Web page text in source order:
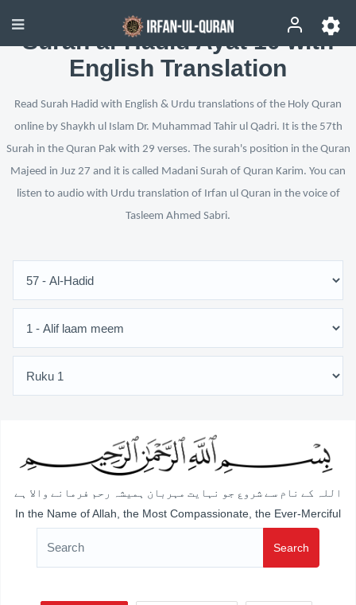
Surah al-Hadid Ayat 10 with
English Translation
Read Surah Hadid with English & Urdu translations of the Holy Quran
online by Shaykh ul Islam Dr. Muhammad Tahir ul Qadri. It is the 57th
Surah in the Quran Pak with 29 verses. The surah's position in the Quran
Majeed in Juz 27 and it is called Madani Surah of Quran Karim. You can
listen to audio with Urdu translation of Irfan ul Quran in the voice of
Tasleem Ahmed Sabri.
اللہ کے نام سے شروع جو نہایت مہربان ہمیشہ رحم فرمانے والا ہے
In the Name of Allah, the Most Compassionate, the Ever-Merciful
Search